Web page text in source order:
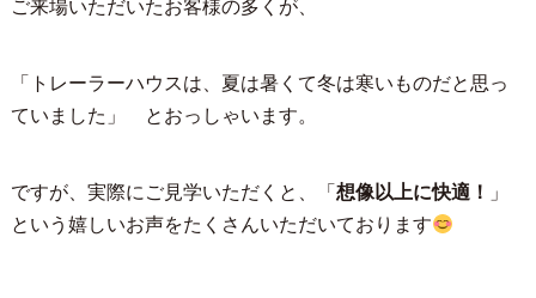
ご来場いただいたお客様の多くが、
「トレーラーハウスは、夏は暑くて冬は寒いものだと思っ
ていました」 とおっしゃいます。
ですが、実際にご見学いただくと、「 想像以上に快適！
」
という嬉しいお声をたくさんいただいております